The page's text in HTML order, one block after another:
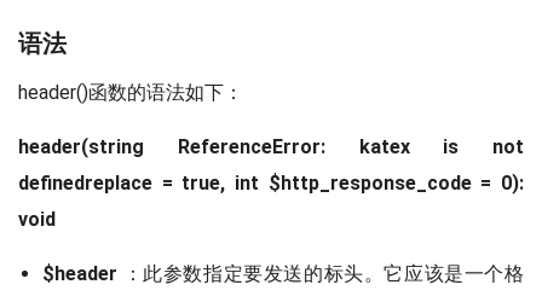
语法
header()函数的语法如下：
header(string ReferenceError: katex is not
definedreplace = true, int $http_response_code = 0):
void
$header ：此参数指定要发送的标头。它应该是一个格